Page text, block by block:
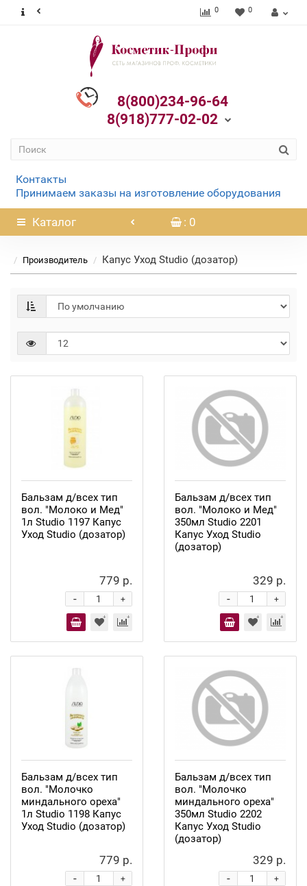
0 0
8(800)234-96-64
8(918)777-02-02
Контакты
Принимаем заказы на изготовление оборудования
Каталог : 0
Производитель Капус Уход Studio (дозатор)
Бальзам д/всех тип
вол. "Молоко и Мед"
1л Studio 1197 Капус
Уход Studio (дозатор)
779 р.
+
-
Бальзам д/всех тип
вол. "Молоко и Мед"
350мл Studio 2201
Капус Уход Studio
(дозатор)
329 р.
+
-
Бальзам д/всех тип
вол. "Молочко
миндального ореха"
1л Studio 1198 Капус
Уход Studio (дозатор)
779 р.
+
-
Бальзам д/всех тип
вол. "Молочко
миндального ореха"
350мл Studio 2202
Капус Уход Studio
(дозатор)
329 р.
+
-